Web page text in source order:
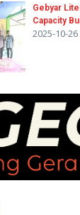
Gebyar
Capacity
2025-10-26